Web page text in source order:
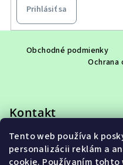
Tento web používa k
personalizácii reklám a
cookie. Používaním tohto
Prihlásiť sa
i
Obchodné podmienky
Ochrana
Kontakt
eshop@adet.sk
+421 948 953 910